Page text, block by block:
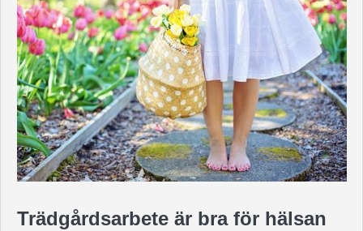
Trädgårdsarbete är bra för hälsan